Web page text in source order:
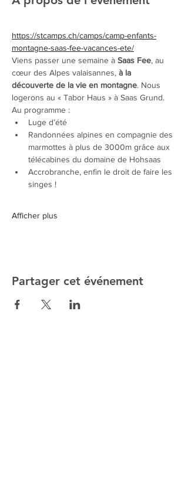
https://stcamps.ch/camps/camp-enfants-
montagne-saas-fee-vacances-ete/
Viens passer une semaine à Saas Fee, au
cœur des Alpes valaisannes, à la
découverte de la vie en montagne. Nous
logerons au « Tabor Haus » à Saas Grund.
Au programme :
Luge d’été
Randonnées alpines en compagnie des
marmottes à plus de 3000m grâce aux
télécabines du domaine de Hohsaas
Accrobranche, enfin le droit de faire les
singes !
Afficher plus
Partager cet événement